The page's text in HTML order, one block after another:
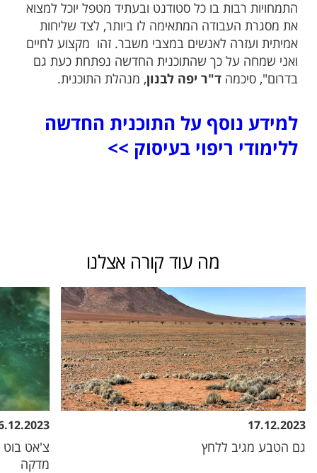
התמחויות רבות בו כל סטודנט ובעתיד מטפל יוכל למצוא
את מסגרת העבודה המתאימה לו ביותר, לצד שליחות
אמיתית ועזרה לאנשים במצבי משבר. זהו מקצוע לחיים
ואני שמחה על כך שהתוכנית החדשה נפתחת כעת גם
בדרום", סיכמה ד"ר יפה לבנון, מנהלת התוכנית.
למידע נוסף על התוכנית החדשה
ללימודי ריפוי בעיסוק >>
מה עוד קורה אצלנו
17.12.2023
גם הטבע מגיב ללחץ
צ'אט בוט
מדקה